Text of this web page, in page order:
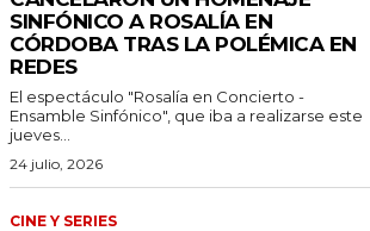
SINFÓNICO A ROSALÍA EN
CÓRDOBA TRAS LA POLÉMICA EN
REDES
El espectáculo "Rosalía en Concierto -
Ensamble Sinfónico", que iba a realizarse este
jueves...
24 julio, 2026
CINE Y SERIES